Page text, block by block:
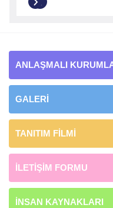
ANLAŞMALI
GALERİ
TANITIM FİLMİ
İLETİŞİM FORMU
İNSAN KAYNAKLARI